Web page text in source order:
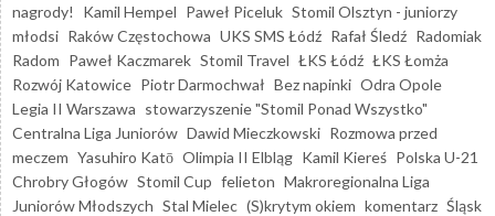
nagrody!
Kamil Hempel Paweł Piceluk Stomil Olsztyn - juniorzy
młodsi Raków Częstochowa UKS SMS Łódź Rafał Śledź Radomiak
Radom Paweł Kaczmarek Stomil Travel ŁKS Łódź ŁKS Łomża
Rozwój Katowice Piotr Darmochwał Bez napinki Odra Opole
Legia II Warszawa stowarzyszenie "Stomil Ponad Wszystko"
Centralna Liga Juniorów Dawid Mieczkowski Rozmowa przed
meczem Yasuhiro Katō Olimpia II Elbląg Kamil Kiereś Polska U-21
Chrobry Głogów Stomil Cup felieton Makroregionalna Liga
Juniorów Młodszych Stal Mielec (S)krytym okiem komentarz Śląsk